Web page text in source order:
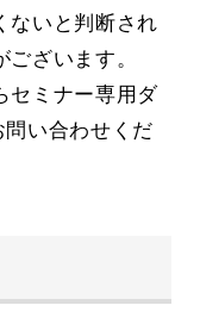
いと判断され
ざいます。
セミナー専用ダ
い合わせくだ